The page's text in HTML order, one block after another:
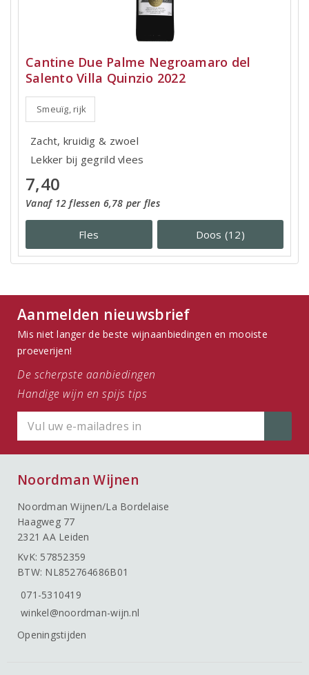
Cantine Due Palme Negroamaro del
Salento Villa Quinzio 2022
Smeuïg, rijk
Zacht, kruidig & zwoel
Lekker bij gegrild vlees
7,40
Vanaf 12 flessen 6,78 per fles
Fles Doos (12)
Aanmelden nieuwsbrief
Mis niet langer de beste wijnaanbiedingen en mooiste
proeverijen!
De scherpste aanbiedingen
Handige wijn en spijs tips
Noordman Wijnen
Noordman Wijnen/La Bordelaise
Haagweg 77
2321 AA Leiden
KvK: 57852359
BTW: NL852764686B01
071-5310419
winkel@noordman-wijn.nl
Openingstijden